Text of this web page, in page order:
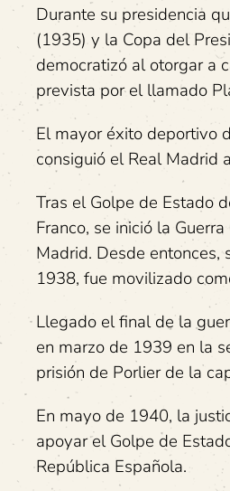
Durante su presidencia
(1935) y la Copa del
democratizó al otorgar a
prevista por el llamado
El mayor éxito deportivo
consiguió el Real Madrid
Tras el Golpe de Estado
Franco, se inició la
Madrid. Desde
1938, fue movilizado
Llegado el final de la
en marzo de 1939 en la
prisión de Porlier de la
En mayo de 1940, la
apoyar el Golpe de
República Española.